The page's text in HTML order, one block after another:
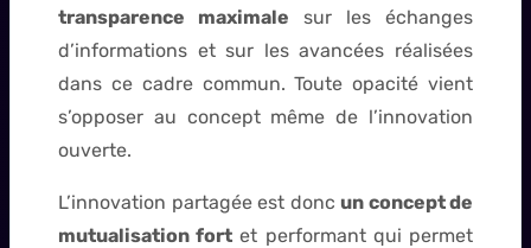
transparence maximale sur les échanges
d’informations et sur les avancées réalisées
dans ce cadre commun. Toute opacité vient
s’opposer au concept même de l’innovation
ouverte.
L’innovation partagée est donc un concept de
mutualisation fort et performant qui permet